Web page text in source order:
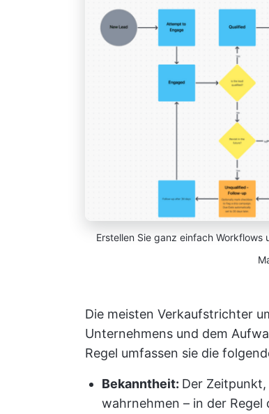
Erstellen Sie ganz einfach
Die meisten Verkaufstrichter
Unternehmens und dem
Regel umfassen sie die
Bekanntheit: Der
wahrnehmen – in der